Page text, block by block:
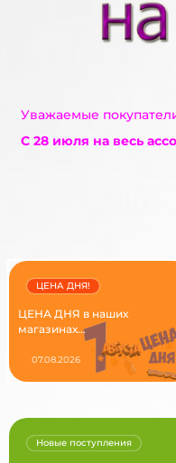
Уважаемые
С 28 июля на весь
ЦЕНА ДНЯ в наших
магазинах...
ЦЕНА ДНЯ!
07.08.2026
Новые поступления